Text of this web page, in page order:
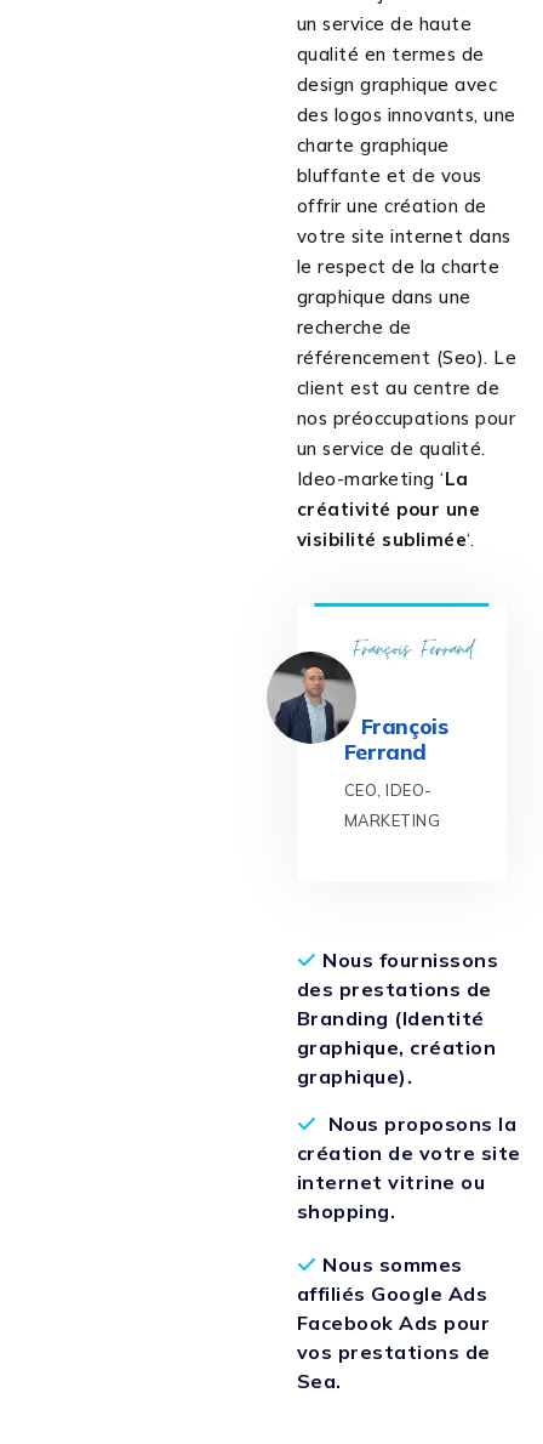
un service de haute
qualité en termes de
design graphique avec
des logos innovants, une
charte graphique
bluffante et de vous
offrir une création de
votre site internet dans
le respect de la charte
graphique dans une
recherche de
référencement (Seo). Le
client est au centre de
nos préoccupations pour
un service de qualité.
Ideo-marketing ‘La
créativité pour une
visibilité sublimée‘.
François
Ferrand
CEO, IDEO-
MARKETING
Nous fournissons
des prestations de
Branding (Identité
graphique, création
graphique).
Nous proposons la
création de votre site
internet vitrine ou
shopping.
Nous sommes
affiliés Google Ads
Facebook Ads pour
vos prestations de
Sea.